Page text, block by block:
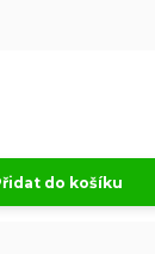
do košíku